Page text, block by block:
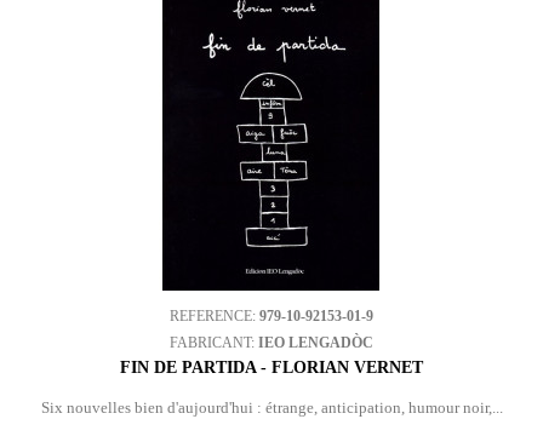
REFERENCE: 979-10-92153-01-9
FABRICANT: IEO LENGADÒC
FIN DE PARTIDA - FLORIAN VERNET
Six nouvelles bien d'aujourd'hui : étrange, anticipation, humour noir,...